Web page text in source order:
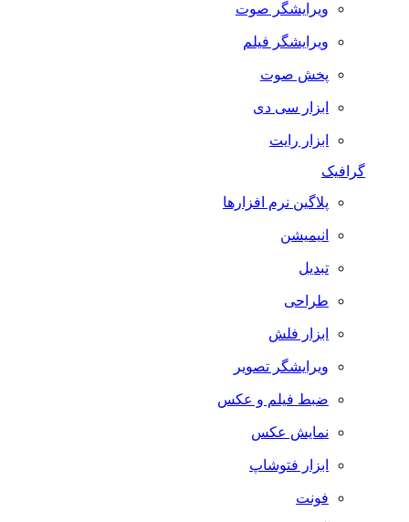
ویرایشگر صوت
ویرایشگر فیلم
پخش صوت
ابزار سی دی
ابزار رایت
گرافیک
پلاگین نرم افزارها
انیمیشن
تبدیل
طراحی
ابزار فلش
ویرایشگر تصویر
ضبط فيلم و عكس
نمایش عکس
ابزار فتوشاپ
فونت